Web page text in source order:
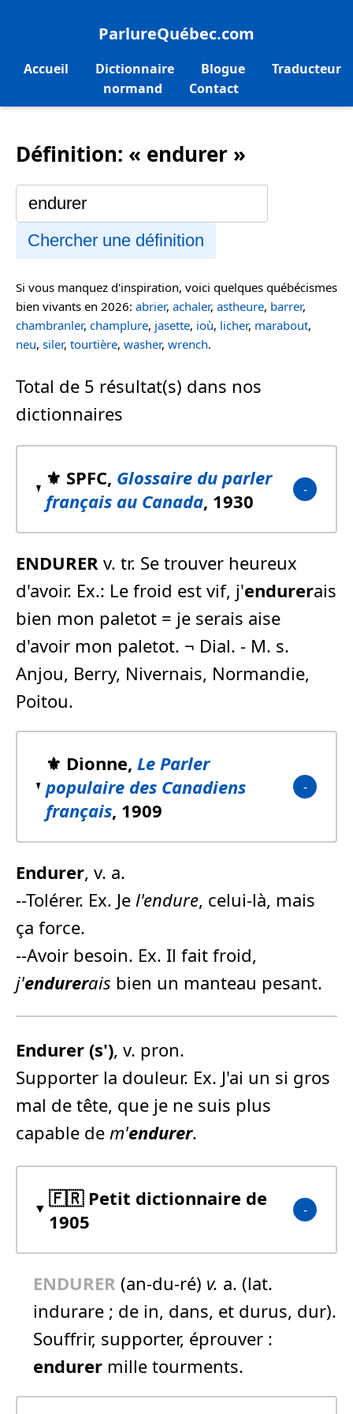
ParlureQuébec.com
Accueil Dictionnaire Blogue
Traducteur
normand
Contact
Définition: « endurer »
Chercher une définition
Si vous manquez d'inspiration, voici quelques québécismes
bien vivants en 2026: abrier, achaler, astheure, barrer,
chambranler, champlure, jasette, ioù, licher, marabout,
neu, siler, tourtière, washer, wrench.
Total de 5 résultat(s) dans nos
dictionnaires
⚜️ SPFC, Glossaire du parler
français au Canada, 1930
ENDURER v. tr. Se trouver heureux
d'avoir. Ex.: Le froid est vif, j'endurerais
bien mon paletot = je serais aise
d'avoir mon paletot. ¬ Dial. - M. s.
Anjou, Berry, Nivernais, Normandie,
Poitou.
⚜️ Dionne, Le Parler
populaire des Canadiens
français, 1909
Endurer, v. a.
--Tolérer. Ex. Je l'endure, celui-là, mais
ça force.
--Avoir besoin. Ex. Il fait froid,
j'endurerais bien un manteau pesant.
Endurer (s'), v. pron.
Supporter la douleur. Ex. J'ai un si gros
mal de tête, que je ne suis plus
capable de m'endurer.
🇫🇷 Petit dictionnaire de
1905
ENDURER (an-du-ré) v. a. (lat.
indurare ; de in, dans, et durus, dur).
Souffrir, supporter, éprouver :
endurer mille tourments.